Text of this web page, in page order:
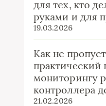
для тех, кто
руками и для
19.03.2026
Как не
практический
мониторингу
контроллера
21.02.2026